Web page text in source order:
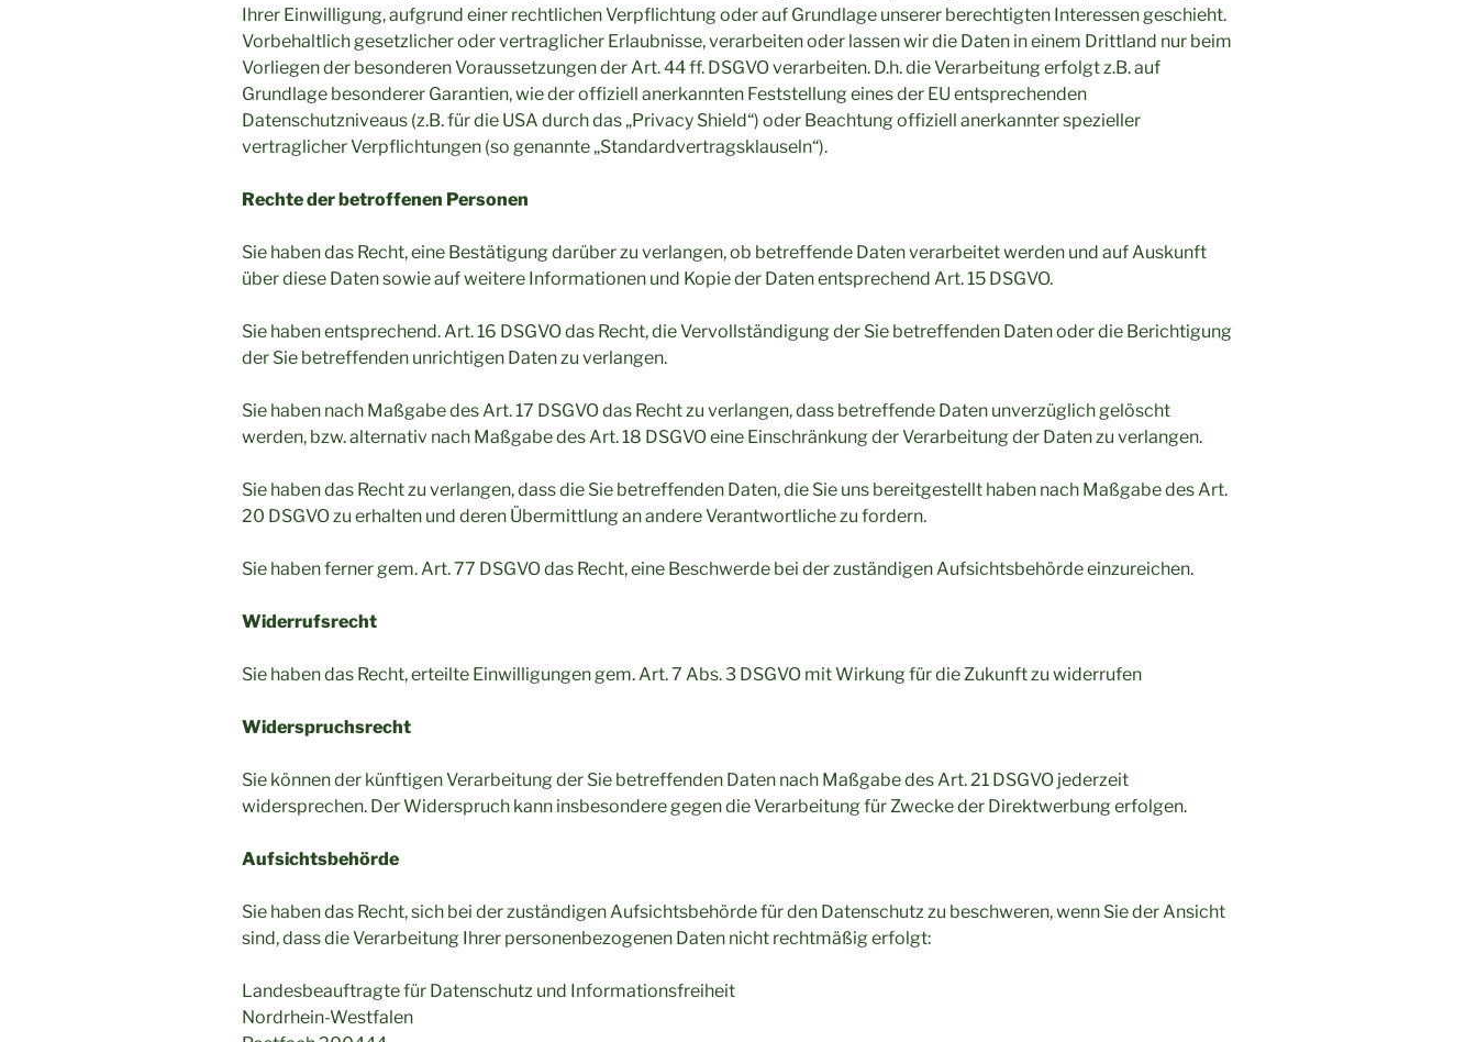
Ihrer Einwilligung, aufgrund einer rechtlichen Verpflichtung oder auf Grundlage unserer berechtigten Interessen geschieht.
Vorbehaltlich gesetzlicher oder vertraglicher Erlaubnisse, verarbeiten oder lassen wir die Daten in einem Drittland nur beim
Vorliegen der besonderen Voraussetzungen der Art. 44 ff. DSGVO verarbeiten. D.h. die Verarbeitung erfolgt z.B. auf
Grundlage besonderer Garantien, wie der offiziell anerkannten Feststellung eines der EU entsprechenden
Datenschutzniveaus (z.B. für die USA durch das „Privacy Shield“) oder Beachtung offiziell anerkannter spezieller
vertraglicher Verpflichtungen (so genannte „Standardvertragsklauseln“).
Rechte der betroffenen Personen
Sie haben das Recht, eine Bestätigung darüber zu verlangen, ob betreffende Daten verarbeitet werden und auf Auskunft
über diese Daten sowie auf weitere Informationen und Kopie der Daten entsprechend Art. 15 DSGVO.
Sie haben entsprechend. Art. 16 DSGVO das Recht, die Vervollständigung der Sie betreffenden Daten oder die Berichtigung
der Sie betreffenden unrichtigen Daten zu verlangen.
Sie haben nach Maßgabe des Art. 17 DSGVO das Recht zu verlangen, dass betreffende Daten unverzüglich gelöscht
werden, bzw. alternativ nach Maßgabe des Art. 18 DSGVO eine Einschränkung der Verarbeitung der Daten zu verlangen.
Sie haben das Recht zu verlangen, dass die Sie betreffenden Daten, die Sie uns bereitgestellt haben nach Maßgabe des Art.
20 DSGVO zu erhalten und deren Übermittlung an andere Verantwortliche zu fordern.
Sie haben ferner gem. Art. 77 DSGVO das Recht, eine Beschwerde bei der zuständigen Aufsichtsbehörde einzureichen.
Widerrufsrecht
Sie haben das Recht, erteilte Einwilligungen gem. Art. 7 Abs. 3 DSGVO mit Wirkung für die Zukunft zu widerrufen
Widerspruchsrecht
Sie können der künftigen Verarbeitung der Sie betreffenden Daten nach Maßgabe des Art. 21 DSGVO jederzeit
widersprechen. Der Widerspruch kann insbesondere gegen die Verarbeitung für Zwecke der Direktwerbung erfolgen.
Aufsichtsbehörde
Sie haben das Recht, sich bei der zuständigen Aufsichtsbehörde für den Datenschutz zu beschweren, wenn Sie der Ansicht
sind, dass die Verarbeitung Ihrer personenbezogenen Daten nicht rechtmäßig erfolgt:
Landesbeauftragte für Datenschutz und Informationsfreiheit
Nordrhein-Westfalen